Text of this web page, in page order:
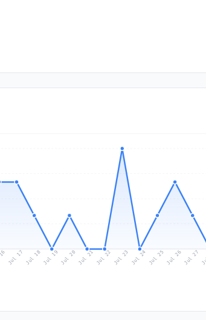
Jul 17 Jul 18Jul 19 Jul 20 Jul 21 Jul 22 Jul 23 Jul 24 Jul 25 Jul 26Jul 27